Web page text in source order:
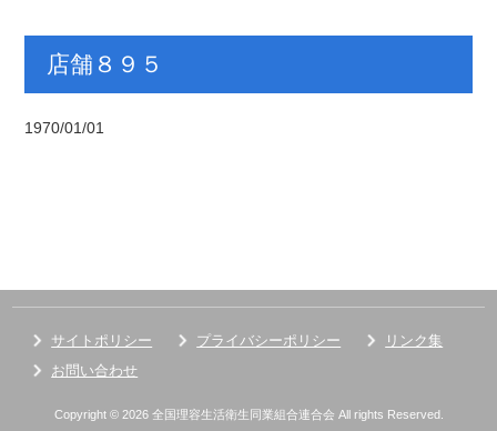
店舗８９５
1970/01/01
サイトポリシー プライバシーポリシー
リンク集
お問い合わせ
Copyright © 2026 全国理容生活衛生同業組合連合会 All rights Reserved.